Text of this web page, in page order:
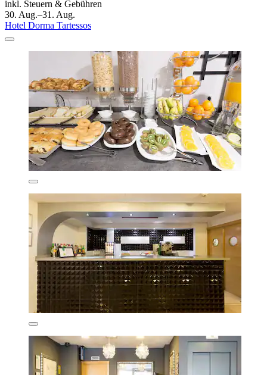
inkl. Steuern & Gebühren
30. Aug.–31. Aug.
Hotel Dorma Tartessos